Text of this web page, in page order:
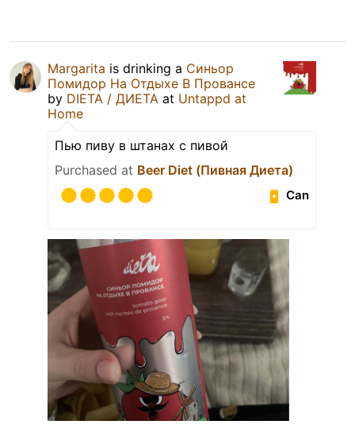
Margarita is drinking a Синьор
Помидор На Отдыхе В Провансе
by DIETA / ДИЕТА at Untappd at
Home
Пью пиву в штанах с пивой
Purchased at Beer Diet (Пивная Диета)
Can